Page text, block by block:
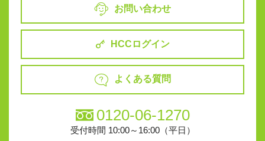
お問い合わせ
HCCログイン
よくある質問
0120-06-1270
受付時間 10:00～16:00（平日）